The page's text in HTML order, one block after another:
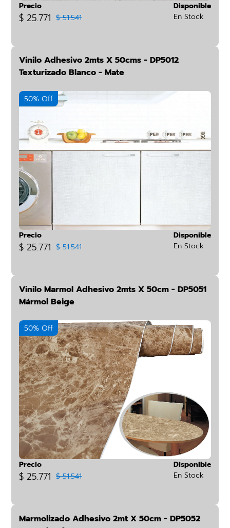
Precio
$ 25.771 $ 51.541
Disponible
En Stock
Vinilo Adhesivo 2mts X 50cms - DP5012
Texturizado Blanco - Mate
50% Off
Precio
$ 25.771 $ 51.541
Disponible
En Stock
Vinilo Marmol Adhesivo 2mts X 50cm - DP5051
Mármol Beige
50% Off
Precio
$ 25.771 $ 51.541
Disponible
En Stock
Marmolizado Adhesivo 2mt X 50cm - DP5052